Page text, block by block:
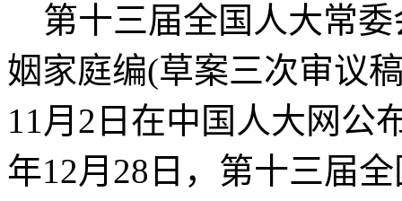
第十三届全国人大常委
姻家庭编(草案三次审议
11月2日在中国人大网公
年12月28日，第十三届